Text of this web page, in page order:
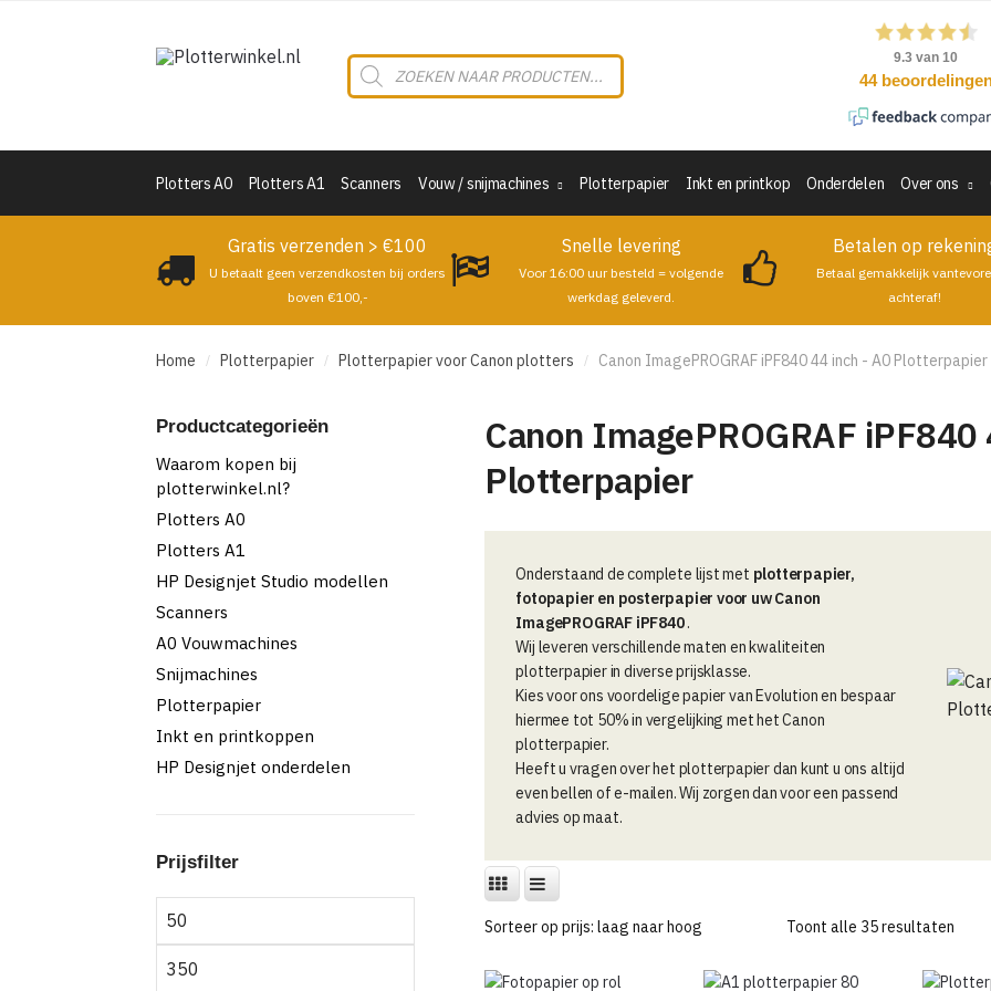
Producten
zoeken
Plotters A0 Plotters A1 Scanners Vouw / snijmachines Plotterpapier Inkt en printkop Onderdelen Over ons
Gratis verzenden > €100
U betaalt geen verzendkosten bij orders
boven €100,-
Snelle levering
Voor 16:00 uur besteld = volgende
werkdag geleverd.
Betalen op
Betaal gemakkelijk
achteraf!
Home / Plotterpapier / Plotterpapier voor Canon plotters / Canon ImagePROGRAF iPF840 44 inch - A0 Plotterpapier
Canon ImagePROGRAF
Plotterpapier
Onderstaand de complete lijst met plotterpapier,
fotopapier en posterpapier voor uw Canon
ImagePROGRAF iPF840.
Wij leveren verschillende maten en kwaliteiten
plotterpapier in diverse prijsklasse.
Kies voor ons voordelige papier van Evolution en bespaar
hiermee tot 50% in vergelijking met het Canon
plotterpapier.
Heeft u vragen over het plotterpapier dan kunt u ons altijd
even bellen of e-mailen. Wij zorgen dan voor een passend
advies op maat.
Toont alle 35 resultaten
prijs:
Productcategorieën
Waarom kopen bij
plotterwinkel.nl?
Plotters A0
Plotters A1
HP Designjet Studio modellen
Scanners
A0 Vouwmachines
Snijmachines
Plotterpapier
Inkt en printkoppen
HP Designjet onderdelen
Prijsfilter
Min.
prijs
Max.